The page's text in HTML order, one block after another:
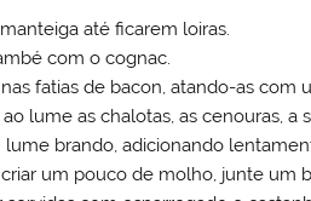
até ficarem loiras.
com o cognac.
fatias de bacon, atando-as com
lume as chalotas, as cenouras,
lume brando, adicionando
um pouco de molho, junte um